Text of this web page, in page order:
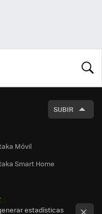
SUBIR
Móvil
Smart Home
estadísticas